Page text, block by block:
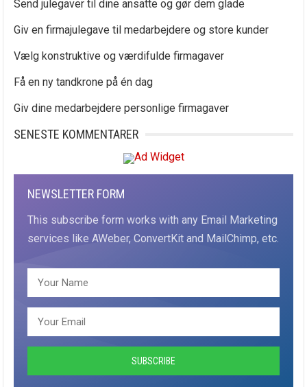
Send julegaver til dine ansatte og gør dem glade
Giv en firmajulegave til medarbejdere og store kunder
Vælg konstruktive og værdifulde firmagaver
Få en ny tandkrone på én dag
Giv dine medarbejdere personlige firmagaver
SENESTE KOMMENTARER
NEWSLETTER FORM
This subscribe form works with any Email Marketing
services like AWeber, ConvertKit and MailChimp, etc.